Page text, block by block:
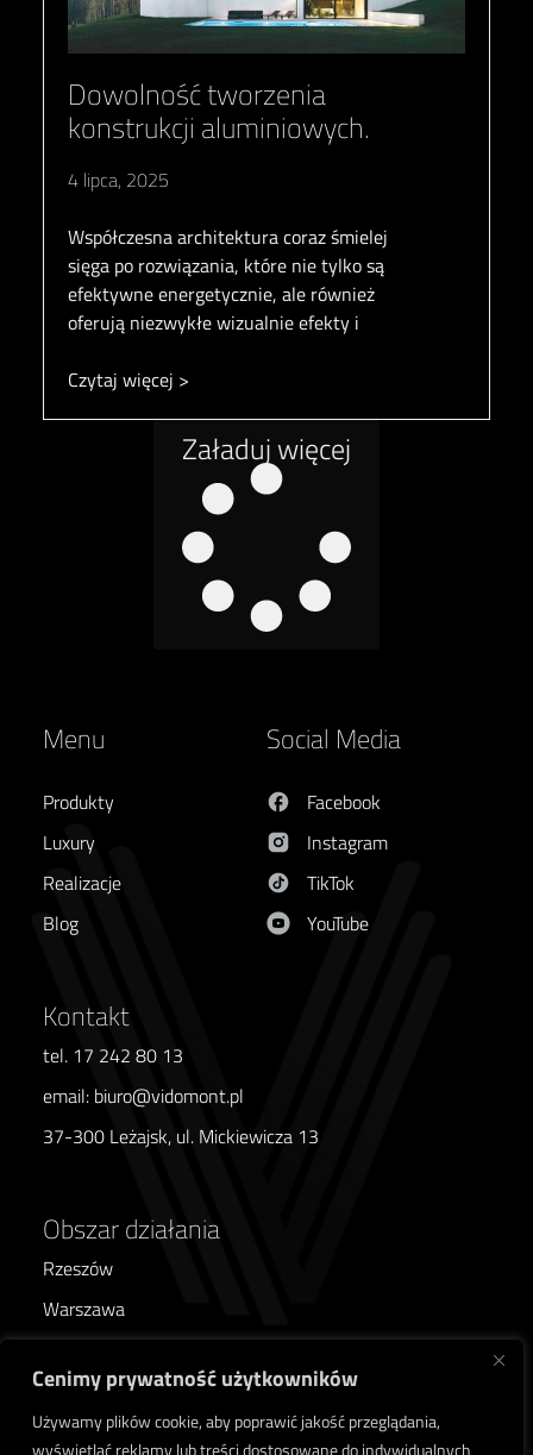
Cenimy prywatność użytkowników
Używamy plików cookie, aby poprawić jakość przeglądania,
wyświetlać reklamy lub treści dostosowane do indywidualnych
Dowolność tworzenia
konstrukcji aluminiowych.
4 lipca, 2025
Współczesna architektura coraz śmielej
sięga po rozwiązania, które nie tylko są
efektywne energetycznie, ale również
oferują niezwykłe wizualnie efekty i
Czytaj więcej >
Załaduj więcej
Menu
Produkty
Luxury
Realizacje
Blog
Social Media
Facebook
Instagram
TikTok
YouTube
Kontakt
tel. 17 242 80 13
email: biuro@vidomont.pl
37-300 Leżajsk, ul. Mickiewicza 13
Obszar działania
Rzeszów
Warszawa
Poznań
Wrocław
Kraków